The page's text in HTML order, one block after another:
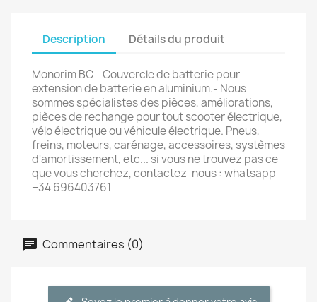
Description Détails du produit
Monorim BC - Couvercle de batterie pour
extension de batterie en aluminium.- Nous
sommes spécialistes des pièces, améliorations,
pièces de rechange pour tout scooter électrique,
vélo électrique ou véhicule électrique. Pneus,
freins, moteurs, carénage, accessoires, systèmes
d'amortissement, etc... si vous ne trouvez pas ce
que vous cherchez, contactez-nous : whatsapp
+34 696403761
Commentaires (0)